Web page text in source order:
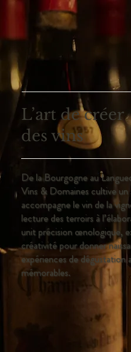
L’art de créer
des vins
De la Bourgogne au
Vins & Domaines cultive un
accompagne le vin de la
lecture des terroirs à
unit précision œnologique,
créativité pour donner
expériences de dégustation
mémorables.